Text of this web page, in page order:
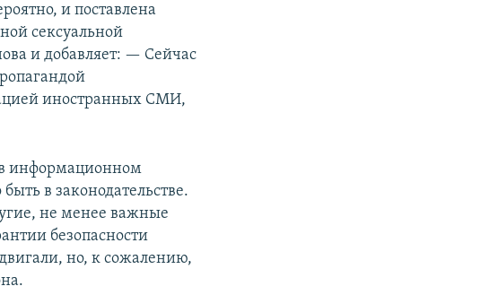
и поставлена
сексуальной
и добавляет: — Сейчас
иностранных СМИ,
информационном
в законодательстве.
не менее важные
безопасности
но, к сожалению,